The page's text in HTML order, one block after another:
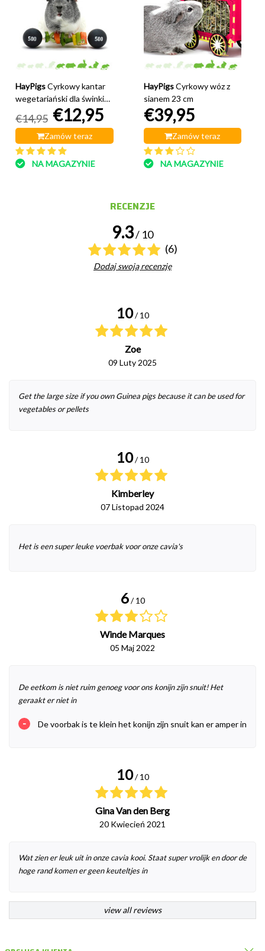
HayPigsCyrkowy kantar
wegetariański dla świnki
morskiej 22 cm
€14,95 €12,95
Zamów teraz
NA MAGAZYNIE
HayPigs Cyrkowy wóz z
sianem 23 cm
€39,95
Zamów teraz
NA MAGAZYNIE
RECENZJE
9.3/ 10
(6)
Dodaj swoją recenzję
10 / 10
Zoe
09 Luty 2025
Get the large size if you own Guinea pigs because it can be used for
vegetables or pellets
10 / 10
Kimberley
07 Listopad 2024
Het is een super leuke voerbak voor onze cavia's
6 / 10
Winde Marques
05 Maj 2022
De eetkom is niet ruim genoeg voor ons konijn zijn snuit! Het
geraakt er niet in
- De voorbak is te klein het konijn zijn snuit kan er amper in
10 / 10
Gina Van den Berg
20 Kwiecień 2021
Wat zien er leuk uit in onze cavia kooi. Staat super vrolijk en door de
hoge rand komen er geen keuteltjes in
view all reviews